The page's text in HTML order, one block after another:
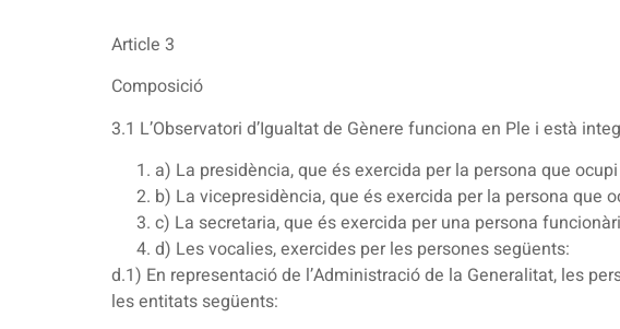
Article 3
Composició
3.1 L’Observatori d’Igualtat de Gènere funciona en Ple i està
a) La presidència, que és exercida per la persona que
b) La vicepresidència, que és exercida per la persona que
c) La secretaria, que és exercida per una persona
d) Les vocalies, exercides per les persones següents:
d.1) En representació de l’Administració de la Generalitat, les
les entitats següents: